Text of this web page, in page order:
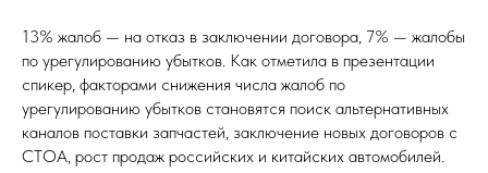
13% жалоб — на отказ в заключении договора, 7% — жалобы
по урегулированию убытков. Как отметила в презентации
спикер, факторами снижения числа жалоб по
урегулированию убытков становятся поиск альтернативных
каналов поставки запчастей, заключение новых договоров с
СТОА, рост продаж российских и китайских автомобилей.